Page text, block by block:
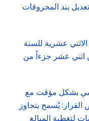
بند المحروقات
عشرية للسنة
من اثني عشر جزءاً من
بشكل مؤقت مع
يُسمح بتجاوز
لتغطية المبالغ